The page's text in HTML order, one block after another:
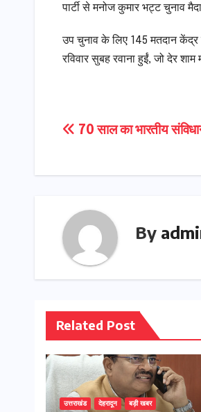
पार्टी से मनोज कुमार भट्ट चुनाव
उप चुनाव के लिए 145 मतदान केंद्र
रविवार सुबह रवाना हुईं, जो देर
Post
70 साल का भारतीय
By
Related Post
उत्तराखंड देहरादून बड़ी खबर